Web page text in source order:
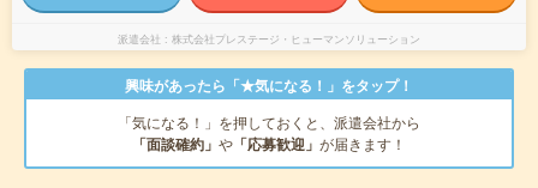
派遣会社 株式会社プレステージ・ヒューマンソリューション
興味があったら「★気になる！」をタップ！
「気になる！」を押しておくと、派遣会社から
「面談確約」 や 「応募歓迎」 が届きます！